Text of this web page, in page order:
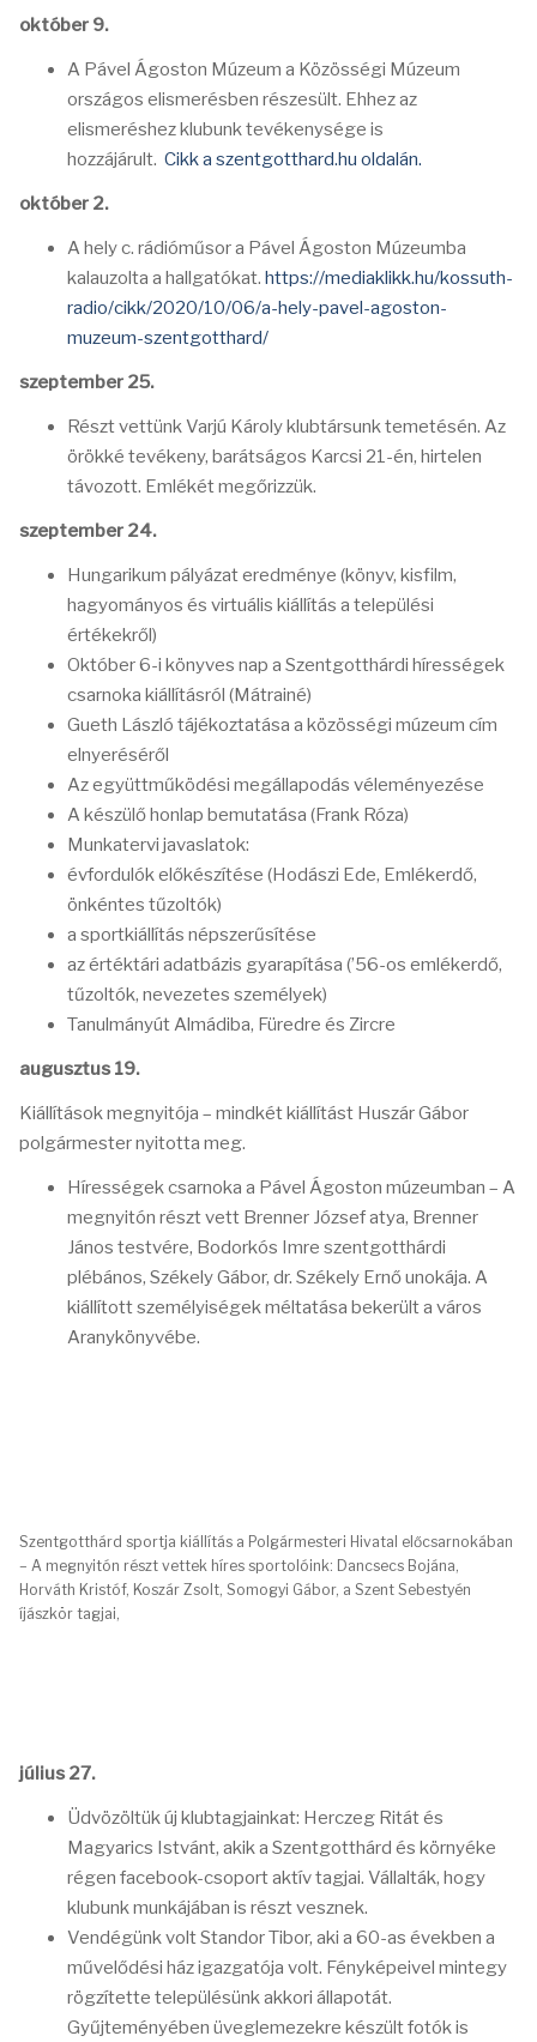
október 9.
A Pável Ágoston Múzeum a Közösségi Múzeum
országos elismerésben részesült. Ehhez az
elismeréshez klubunk tevékenysége is
hozzájárult. Cikk a szentgotthard.hu oldalán.
október 2.
A hely c. rádióműsor a Pável Ágoston Múzeumba
kalauzolta a hallgatókat. https://mediaklikk.hu/kossuth-
radio/cikk/2020/10/06/a-hely-pavel-agoston-
muzeum-szentgotthard/
szeptember 25.
Részt vettünk Varjú Károly klubtársunk temetésén. Az
örökké tevékeny, barátságos Karcsi 21-én, hirtelen
távozott. Emlékét megőrizzük.
szeptember 24.
Hungarikum pályázat eredménye (könyv, kisfilm,
hagyományos és virtuális kiállítás a települési
értékekről)
Október 6-i könyves nap a Szentgotthárdi hírességek
csarnoka kiállításról (Mátrainé)
Gueth László tájékoztatása a közösségi múzeum cím
elnyeréséről
Az együttműködési megállapodás véleményezése
A készülő honlap bemutatása (Frank Róza)
Munkatervi javaslatok:
évfordulók előkészítése (Hodászi Ede, Emlékerdő,
önkéntes tűzoltók)
a sportkiállítás népszerűsítése
az értéktári adatbázis gyarapítása (’56-os emlékerdő,
tűzoltók, nevezetes személyek)
Tanulmányút Almádiba, Füredre és Zircre
augusztus 19.
Kiállítások megnyitója – mindkét kiállítást Huszár Gábor
polgármester nyitotta meg.
Hírességek csarnoka a Pável Ágoston múzeumban – A
megnyitón részt vett Brenner József atya, Brenner
János testvére, Bodorkós Imre szentgotthárdi
plébános, Székely Gábor, dr. Székely Ernő unokája. A
kiállított személyiségek méltatása bekerült a város
Aranykönyvébe.
Szentgotthárd sportja kiállítás a Polgármesteri Hivatal előcsarnokában
– A megnyitón részt vettek híres sportolóink: Dancsecs Bojána,
Horváth Kristóf, Koszár Zsolt, Somogyi Gábor, a Szent Sebestyén
íjászkör tagjai,
július 27.
Üdvözöltük új klubtagjainkat: Herczeg Ritát és
Magyarics Istvánt, akik a Szentgotthárd és környéke
régen facebook-csoport aktív tagjai. Vállalták, hogy
klubunk munkájában is részt vesznek.
Vendégünk volt Standor Tibor, aki a 60-as években a
művelődési ház igazgatója volt. Fényképeivel mintegy
rögzítette településünk akkori állapotát.
Gyűjteményében üveglemezekre készült fotók is